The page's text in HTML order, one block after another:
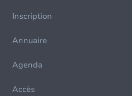
Inscription
Annuaire
Agenda
Accès